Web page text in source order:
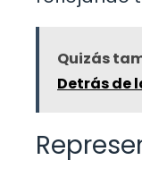
Quizás
Detrás de